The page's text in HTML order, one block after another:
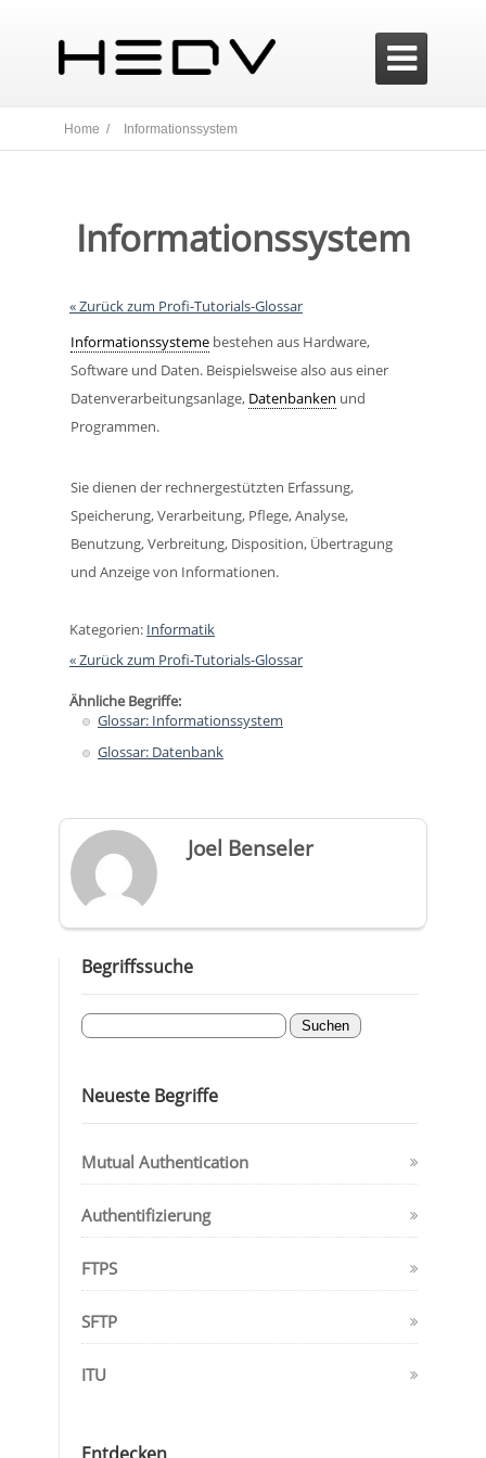

Home / Informationssystem
Informationssystem
« Zurück zum Profi-Tutorials-Glossar
Informationssysteme bestehen aus Hardware,
Software und Daten. Beispielsweise also aus einer
Datenverarbeitungsanlage, Datenbanken und
Programmen.
Sie dienen der rechnergestützten Erfassung,
Speicherung, Verarbeitung, Pflege, Analyse,
Benutzung, Verbreitung, Disposition, Übertragung
und Anzeige von Informationen.
Kategorien: Informatik
« Zurück zum Profi-Tutorials-Glossar
Ähnliche Begriffe:
Glossar: Informationssystem
Glossar: Datenbank
Joel Benseler
Begriffssuche
Neueste Begriffe
Mutual Authentication
Authentifizierung
FTPS
SFTP
ITU